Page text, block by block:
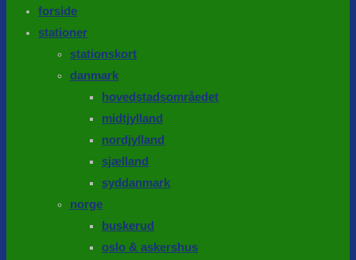
forside
stationer
stationskort
danmark
hovedstadsområedet
midtjylland
nordjylland
sjælland
syddanmark
norge
buskerud
oslo & askershus